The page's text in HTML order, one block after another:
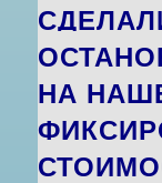
НА